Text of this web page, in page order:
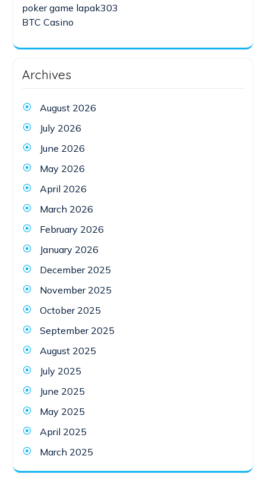
poker game lapak303
BTC Casino
Archives
August 2026
July 2026
June 2026
May 2026
April 2026
March 2026
February 2026
January 2026
December 2025
November 2025
October 2025
September 2025
August 2025
July 2025
June 2025
May 2025
April 2025
March 2025